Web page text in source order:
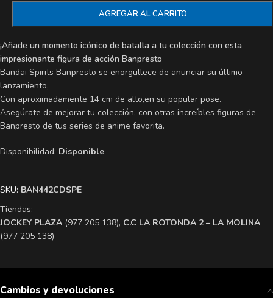
AGREGAR AL CARRITO
¡Añade un momento icónico de batalla a tu colección con esta
impresionante figura de acción Banpresto
Bandai Spirits Banpresto se enorgullece de anunciar su último
lanzamiento,
Con aproximadamente 14 cm de alto,en su popular pose.
Asegúrate de mejorar tu colección, con otras increíbles figuras de
Banpresto de tus series de anime favorita.
Disponibilidad: Disponible
SKU: BAN442CDSPE
Tiendas:
​JOCKEY PLAZA (977 205 138), ​C.C LA ROTONDA 2 – LA MOLINA
(977 205 138)
Cambios y devoluciones